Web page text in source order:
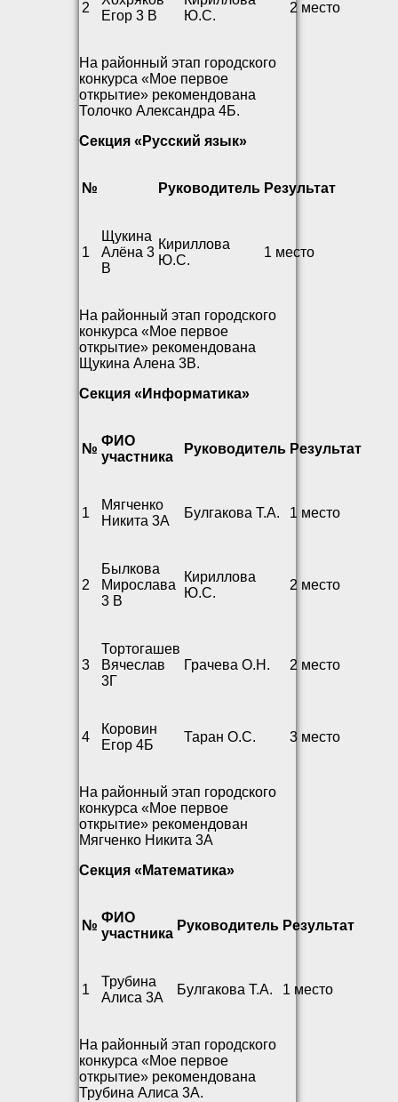
2
Егор 3 В
Ю.С.
2 место
На районный этап городского
конкурса «Мое первое
открытие» рекомендована
Толочко Александра 4Б.
Секция «Русский язык»
№ Руководитель Результат
1
Щукина
Алёна 3
В
Кириллова
Ю.С.
1 место
На районный этап городского
конкурса «Мое первое
открытие» рекомендована
Щукина Алена 3В.
Секция «Информатика»
№
ФИО
участника
Руководитель Результат
1
Мягченко
Никита 3А
Булгакова Т.А. 1 место
2
Былкова
Мирослава
3 В
Кириллова
Ю.С.
2 место
3
Тортогашев
Вячеслав
3Г
Грачева О.Н. 2 место
4
Коровин
Егор 4Б
Таран О.С. 3 место
На районный этап городского
конкурса «Мое первое
открытие» рекомендован
Мягченко Никита 3А
Секция «Математика»
№
ФИО
участника
Руководитель Результат
1
Трубина
Алиса 3А
Булгакова Т.А. 1 место
На районный этап городского
конкурса «Мое первое
открытие» рекомендована
Трубина Алиса 3А.